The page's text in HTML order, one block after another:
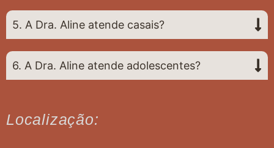
5. A Dra. Aline atende casais?
6. A Dra. Aline atende adolescentes?
Localização: